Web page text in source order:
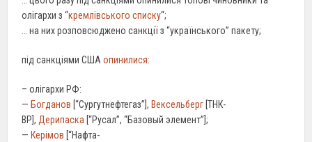
олігархи з “кремлівського списку“;
… на них розповсюджено санкції з “українського” пакету;
під санкціями СШАопинилися:
– олігархи РФ:
— Богданов [“Сургутнефтегаз”], Вексельберг [ТНК-
ВР], Дерипаска [“Русал”, “Базовый элемент”];
— Керімов [“Нафта-